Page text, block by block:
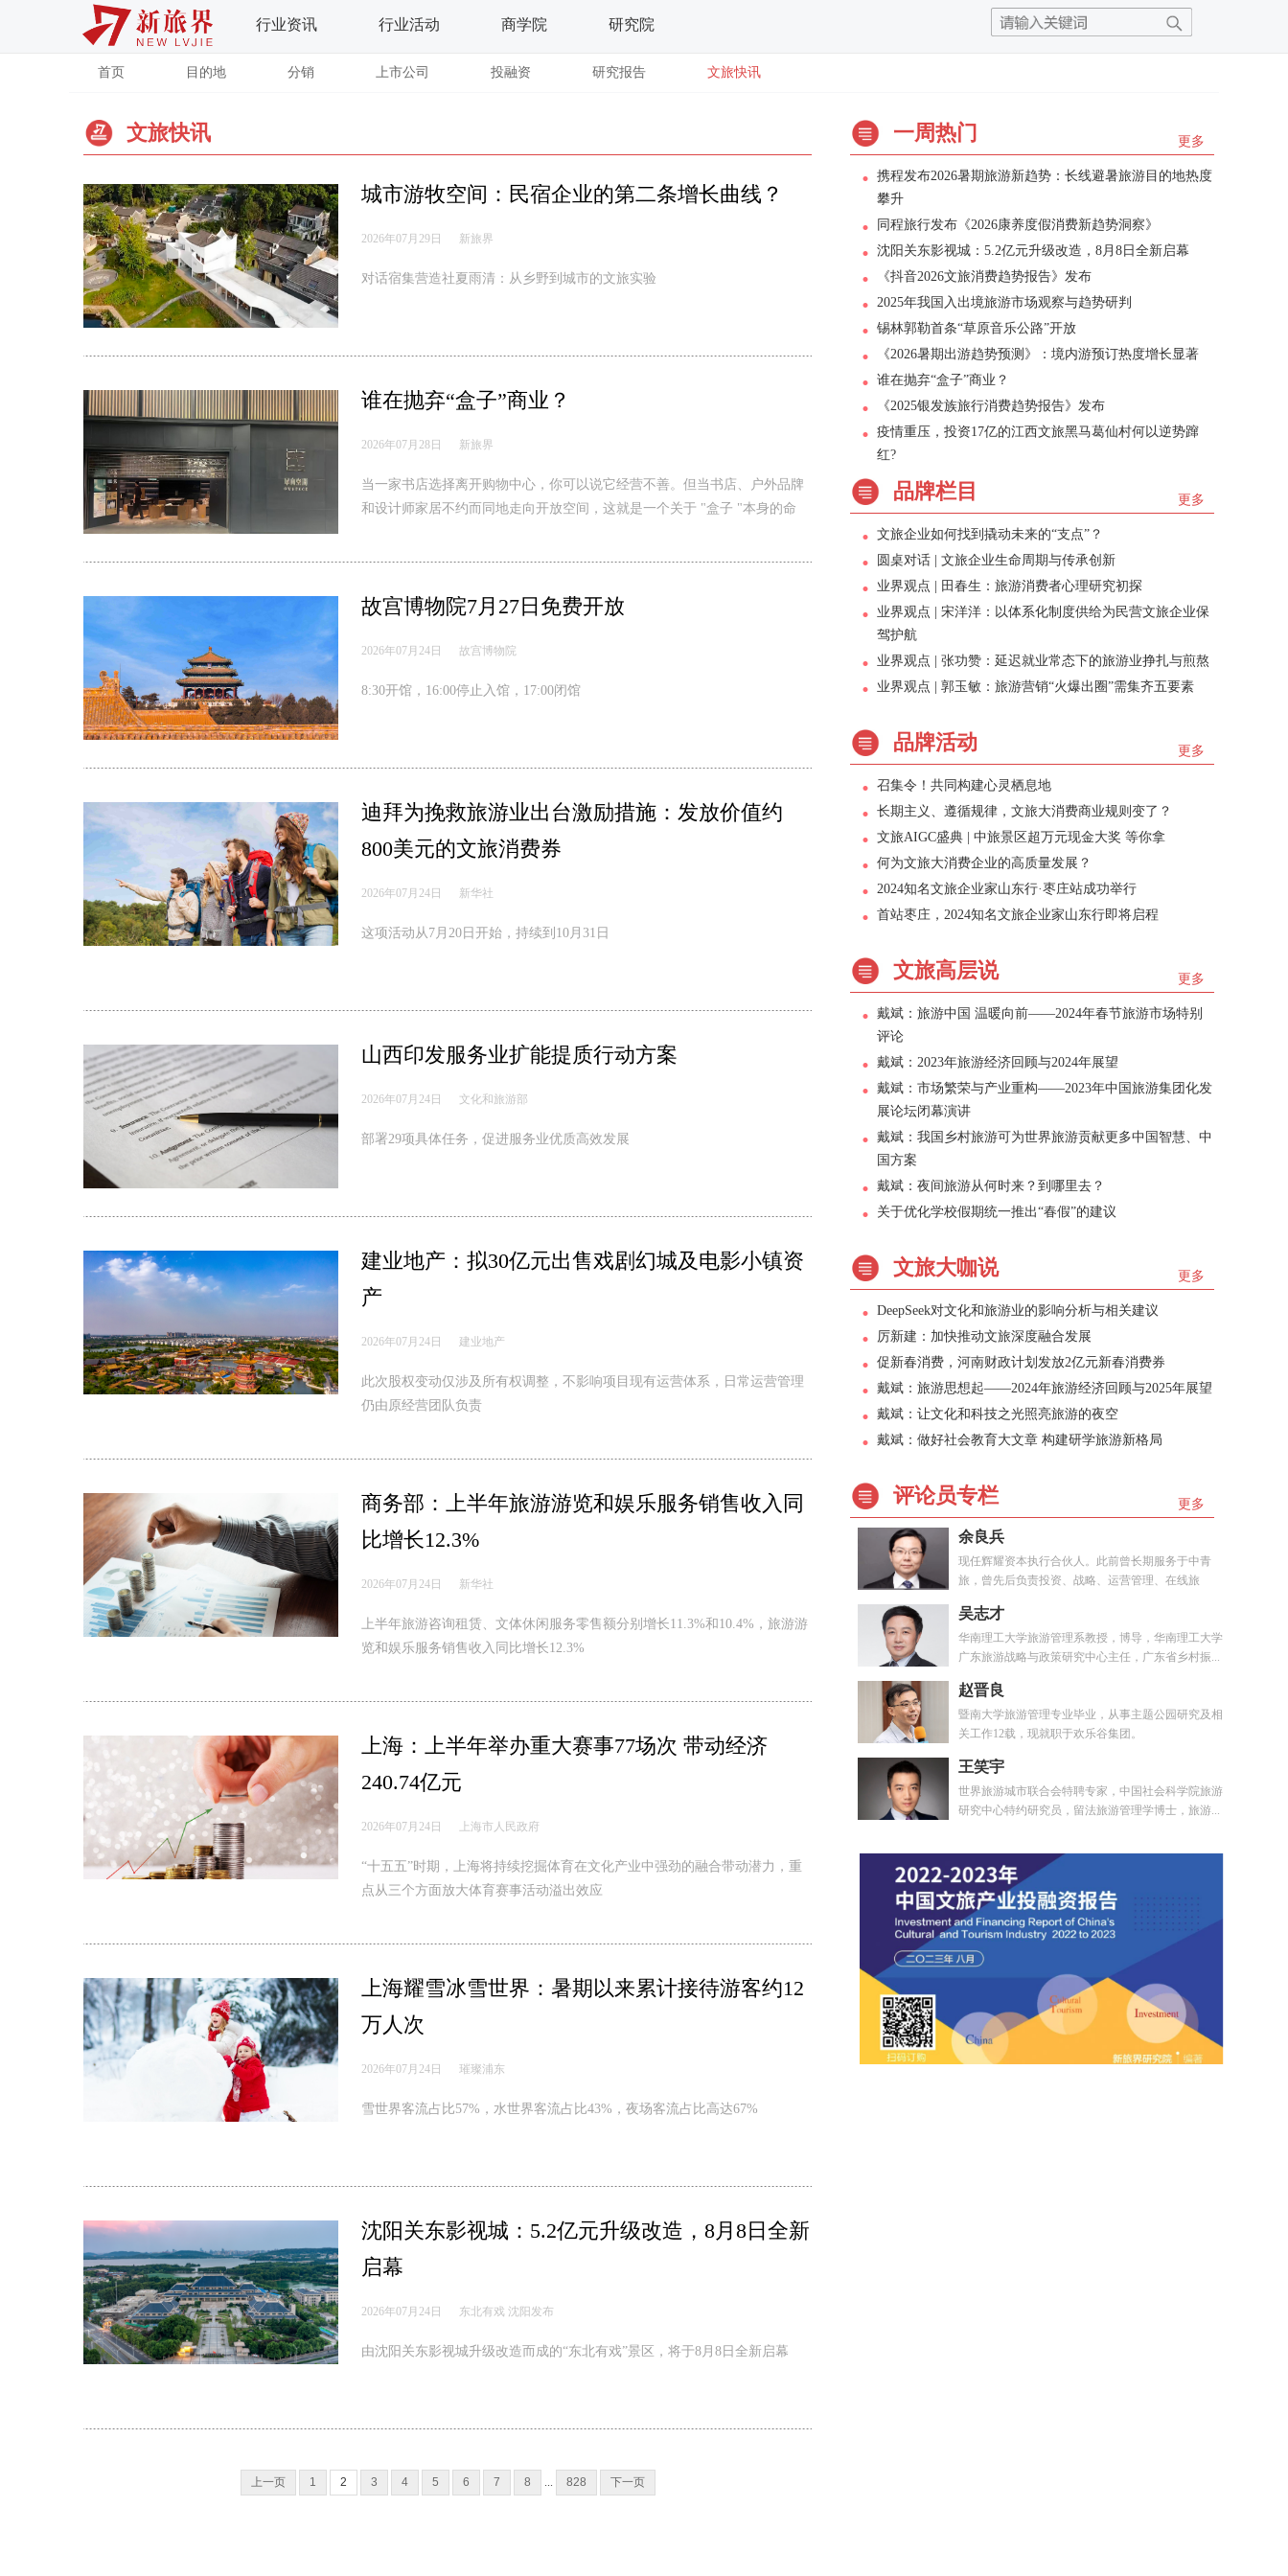
行业资讯 行业活动 商学院 研究院
首页 目的地 分销 上市公司 投融资 研究报告 文旅快讯
文旅快讯
城市游牧空间：民宿企业的第二条增长曲线？
2026年07月29日 新旅界
对话宿集营造社夏雨清：从乡野到城市的文旅实验
谁在抛弃“盒子”商业？
2026年07月28日 新旅界
当一家书店选择离开购物中心，你可以说它经营不善。但当书店、户外品牌
和设计师家居不约而同地走向开放空间，这就是一个关于 "盒子 "本身的命
故宫博物院7月27日免费开放
2026年07月24日 故宫博物院
8:30开馆，16:00停止入馆，17:00闭馆
迪拜为挽救旅游业出台激励措施：发放价值约
800美元的文旅消费券
2026年07月24日 新华社
这项活动从7月20日开始，持续到10月31日
山西印发服务业扩能提质行动方案
2026年07月24日 文化和旅游部
部署29项具体任务，促进服务业优质高效发展
建业地产：拟30亿元出售戏剧幻城及电影小镇资
产
2026年07月24日 建业地产
此次股权变动仅涉及所有权调整，不影响项目现有运营体系，日常运营管理
仍由原经营团队负责
商务部：上半年旅游游览和娱乐服务销售收入同
比增长12.3%
2026年07月24日 新华社
上半年旅游咨询租赁、文体休闲服务零售额分别增长11.3%和10.4%，旅游游
览和娱乐服务销售收入同比增长12.3%
上海：上半年举办重大赛事77场次 带动经济
240.74亿元
2026年07月24日 上海市人民政府
“十五五”时期，上海将持续挖掘体育在文化产业中强劲的融合带动潜力，重
点从三个方面放大体育赛事活动溢出效应
上海耀雪冰雪世界：暑期以来累计接待游客约12
万人次
2026年07月24日 璀璨浦东
雪世界客流占比57%，水世界客流占比43%，夜场客流占比高达67%
沈阳关东影视城：5.2亿元升级改造，8月8日全新
启幕
2026年07月24日 东北有戏 沈阳发布
由沈阳关东影视城升级改造而成的“东北有戏”景区，将于8月8日全新启幕
上一页 1 2 3 4 5 6 7 8 ... 828 下一页
更多
一周热门
携程发布2026暑期旅游新趋势：长线避暑旅游目的地热度
攀升
同程旅行发布《2026康养度假消费新趋势洞察》
沈阳关东影视城：5.2亿元升级改造，8月8日全新启幕
《抖音2026文旅消费趋势报告》发布
2025年我国入出境旅游市场观察与趋势研判
锡林郭勒首条“草原音乐公路”开放
《2026暑期出游趋势预测》：境内游预订热度增长显著
谁在抛弃“盒子”商业？
《2025银发族旅行消费趋势报告》发布
疫情重压，投资17亿的江西文旅黑马葛仙村何以逆势蹿
红?
更多
品牌栏目
文旅企业如何找到撬动未来的“支点”？
圆桌对话 | 文旅企业生命周期与传承创新
业界观点 | 田春生：旅游消费者心理研究初探
业界观点 | 宋洋洋：以体系化制度供给为民营文旅企业保
驾护航
业界观点 | 张功赞：延迟就业常态下的旅游业挣扎与煎熬
业界观点 | 郭玉敏：旅游营销“火爆出圈”需集齐五要素
更多
品牌活动
召集令！共同构建心灵栖息地
长期主义、遵循规律，文旅大消费商业规则变了？
文旅AIGC盛典 | 中旅景区超万元现金大奖 等你拿
何为文旅大消费企业的高质量发展？
2024知名文旅企业家山东行·枣庄站成功举行
首站枣庄，2024知名文旅企业家山东行即将启程
更多
文旅高层说
戴斌：旅游中国 温暖向前——2024年春节旅游市场特别
评论
戴斌：2023年旅游经济回顾与2024年展望
戴斌：市场繁荣与产业重构——2023年中国旅游集团化发
展论坛闭幕演讲
戴斌：我国乡村旅游可为世界旅游贡献更多中国智慧、中
国方案
戴斌：夜间旅游从何时来？到哪里去？
关于优化学校假期统一推出“春假”的建议
更多
文旅大咖说
DeepSeek对文化和旅游业的影响分析与相关建议
厉新建：加快推动文旅深度融合发展
促新春消费，河南财政计划发放2亿元新春消费券
戴斌：旅游思想起——2024年旅游经济回顾与2025年展望
戴斌：让文化和科技之光照亮旅游的夜空
戴斌：做好社会教育大文章 构建研学旅游新格局
更多
评论员专栏
余良兵
现任辉耀资本执行合伙人。此前曾长期服务于中青
旅，曾先后负责投资、战略、运营管理、在线旅
吴志才
华南理工大学旅游管理系教授，博导，华南理工大学
广东旅游战略与政策研究中心主任，广东省乡村振...
赵晋良
暨南大学旅游管理专业毕业，从事主题公园研究及相
关工作12载，现就职于欢乐谷集团。
王笑宇
世界旅游城市联合会特聘专家，中国社会科学院旅游
研究中心特约研究员，留法旅游管理学博士，旅游...